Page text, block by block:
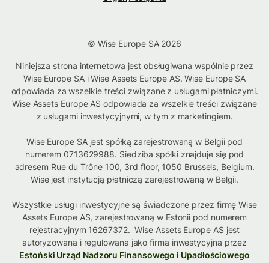
© Wise Europe SA 2026
Niniejsza strona internetowa jest obsługiwana wspólnie przez
Wise Europe SA i Wise Assets Europe AS. Wise Europe SA
odpowiada za wszelkie treści związane z usługami płatniczymi.
Wise Assets Europe AS odpowiada za wszelkie treści związane
z usługami inwestycyjnymi, w tym z marketingiem.
Wise Europe SA jest spółką zarejestrowaną w Belgii pod
numerem 0713629988. Siedziba spółki znajduje się pod
adresem Rue du Trône 100, 3rd floor, 1050 Brussels, Belgium.
Wise jest instytucją płatniczą zarejestrowaną w Belgii.
Wszystkie usługi inwestycyjne są świadczone przez firmę Wise
Assets Europe AS, zarejestrowaną w Estonii pod numerem
rejestracyjnym 16267372. Wise Assets Europe AS jest
autoryzowana i regulowana jako firma inwestycyjna przez
Estoński Urząd Nadzoru Finansowego i Upadłościowego